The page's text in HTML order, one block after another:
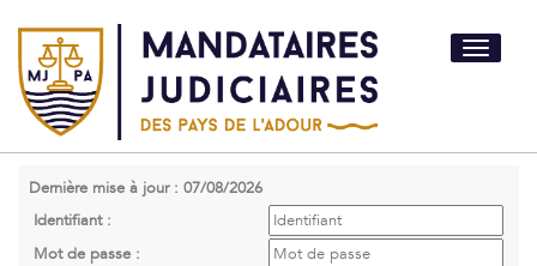
Toggle
Dernière mise à jour : 07/08/2026
Identifiant :
Mot de passe :